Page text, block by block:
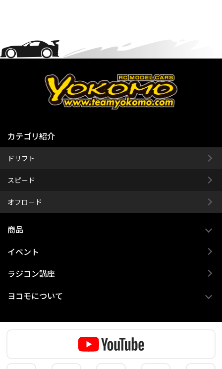
カテゴリ紹介
ドリフト
スピード
オフロード
商品
イベント
ラジコン講座
ヨコモについて